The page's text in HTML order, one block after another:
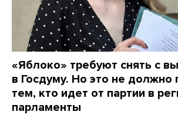
«Яблоко» требуют снять с
в Госдуму. Но это не должно
тем, кто идет от партии в
парламенты